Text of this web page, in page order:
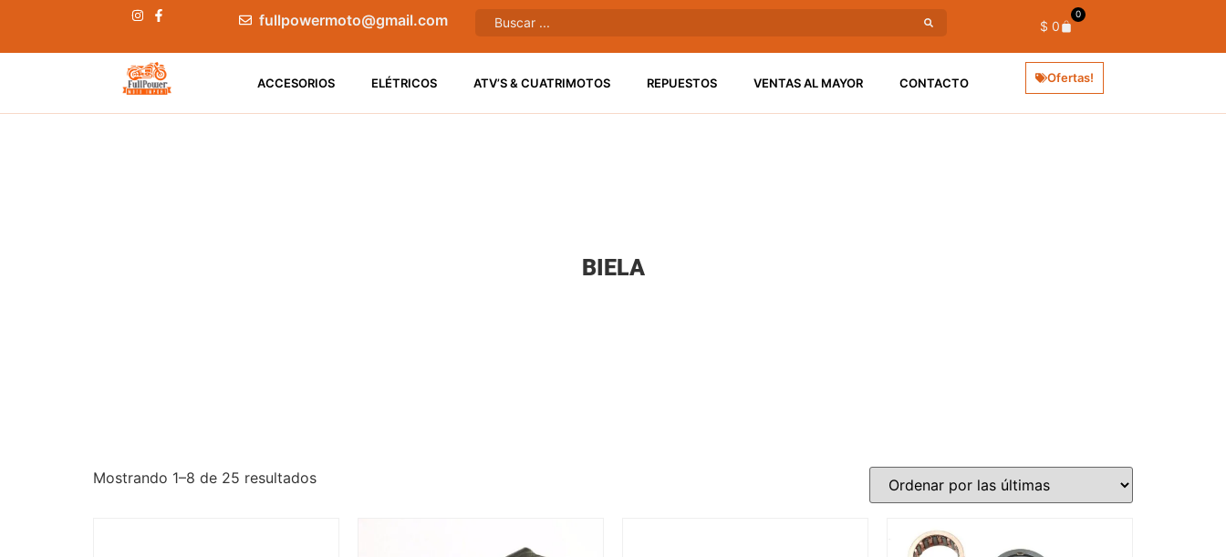
fullpowermoto@gmail.com $ 0
0
ACCESORIOS ELÉTRICOS ATV’S & CUATRIMOTOS REPUESTOS VENTAS AL MAYOR CONTACTO Ofertas!
BIELA
Mostrando 1–8 de 25 resultados